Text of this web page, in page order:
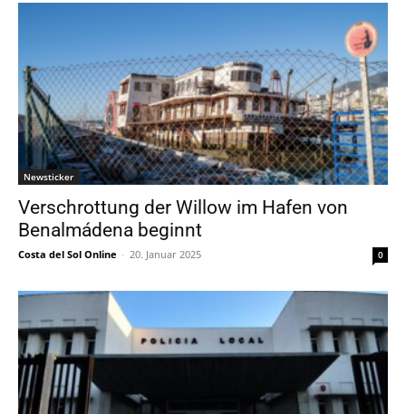
Newsticker
Verschrottung der Willow im Hafen von
Benalmádena beginnt
Costa del Sol Online - 20. Januar 2025 0